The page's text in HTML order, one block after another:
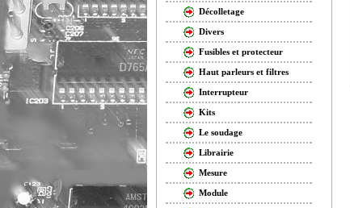
Décolletage
Divers
Fusibles et protecteur
Haut parleurs et filtres
Interrupteur
Kits
Le soudage
Librairie
Mesure
Module